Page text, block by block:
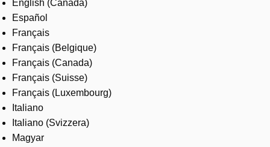
English (Canada)
Español
Français
Français (Belgique)
Français (Canada)
Français (Suisse)
Français (Luxembourg)
Italiano
Italiano (Svizzera)
Magyar